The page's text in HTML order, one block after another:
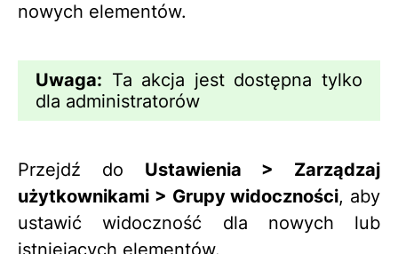
nowych elementów.
Uwaga: Ta akcja jest dostępna tylko
dla administratorów
Przejdź do Ustawienia > Zarządzaj
użytkownikami > Grupy widoczności, aby
ustawić widoczność dla nowych lub